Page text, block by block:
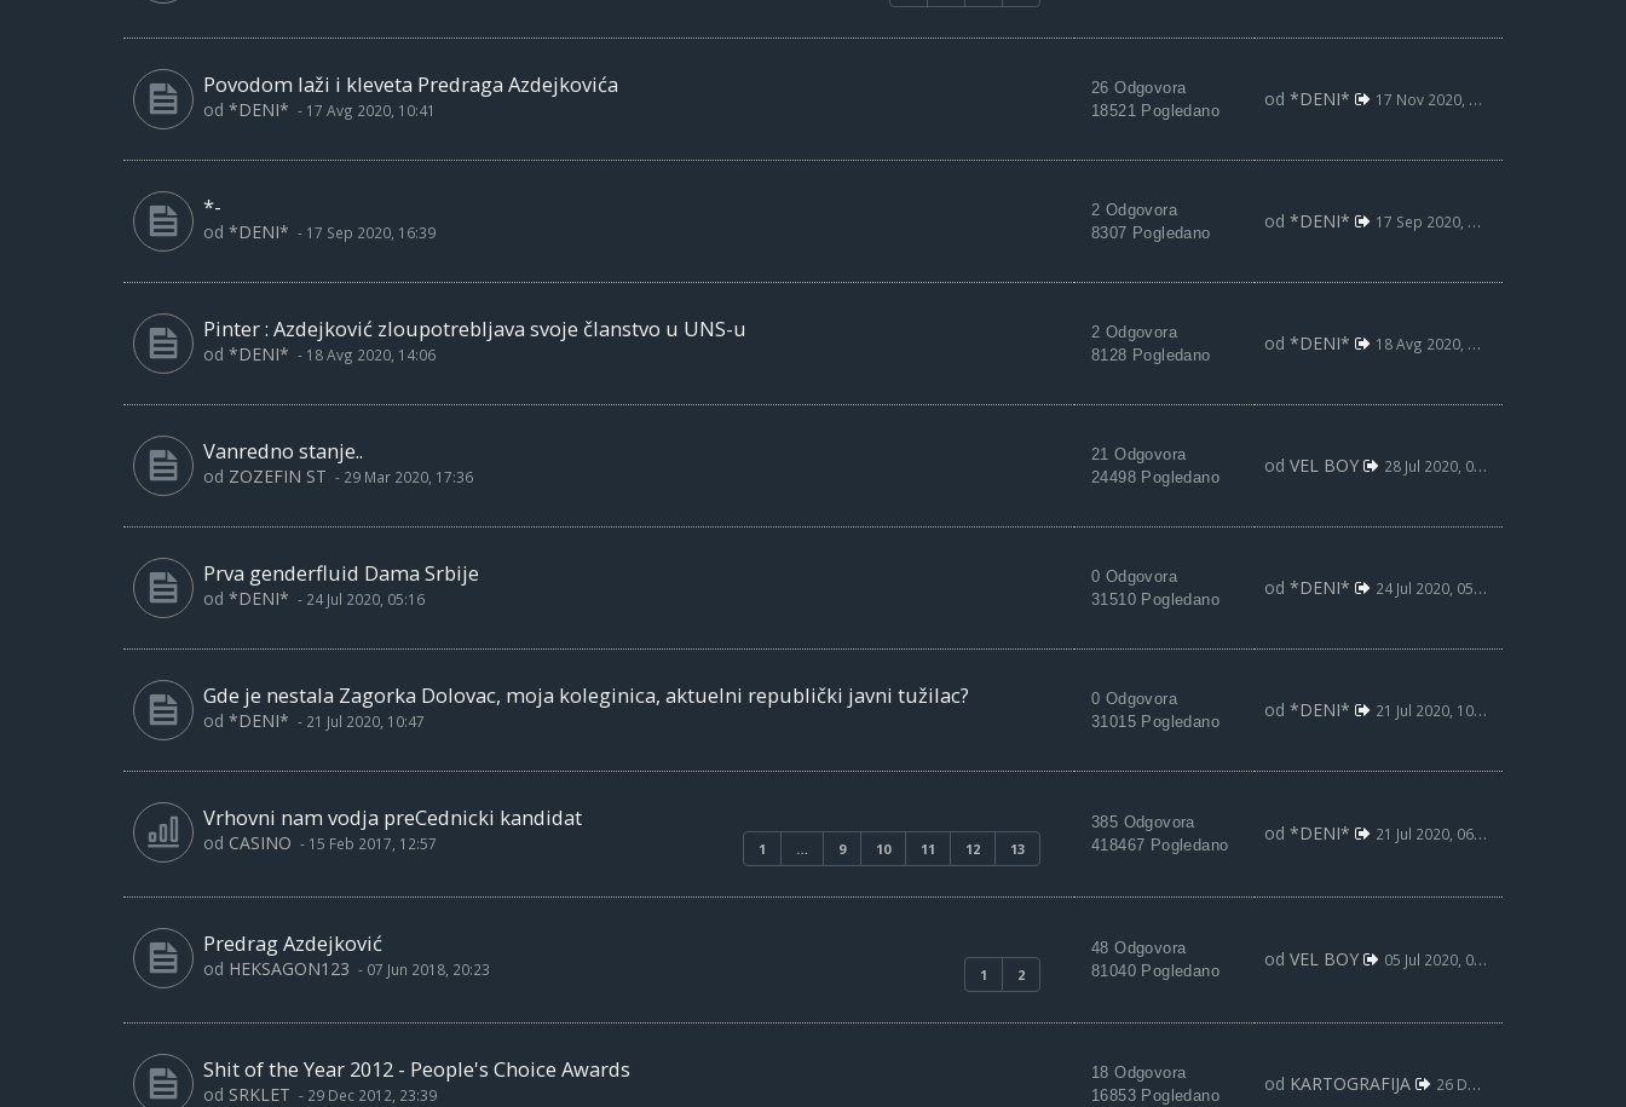
Povodom laži i kleveta Predraga Azdejkovića
od *DENI* - 17 Avg 2020, 10:41
26 Odgovora
18521 Pogledano
od *DENI* 17 Nov 2020, 19:57
*-
od *DENI* - 17 Sep 2020, 16:39
2 Odgovora
8307 Pogledano
od *DENI* 17 Sep 2020, 18:46
Pinter : Azdejković zloupotrebljava svoje članstvo u UNS-u
od *DENI* - 18 Avg 2020, 14:06
2 Odgovora
8128 Pogledano
od *DENI* 18 Avg 2020, 15:35
Vanredno stanje..
od ZOZEFIN ST - 29 Mar 2020, 17:36
21 Odgovora
24498 Pogledano
od VEL BOY 28 Jul 2020, 08:07
Prva genderfluid Dama Srbije
od *DENI* - 24 Jul 2020, 05:16
0 Odgovora
31510 Pogledano
od *DENI* 24 Jul 2020, 05:16
Gde je nestala Zagorka Dolovac, moja koleginica, aktuelni republički javni tužilac?
od *DENI* - 21 Jul 2020, 10:47
0 Odgovora
31015 Pogledano
od *DENI* 21 Jul 2020, 10:47
Vrhovni nam vodja preCednicki kandidat
1 … 9 10 11 12 13
od CASINO - 15 Feb 2017, 12:57
385 Odgovora
418467 Pogledano
od *DENI* 21 Jul 2020, 06:48
Predrag Azdejković
1 2
od HEKSAGON123 - 07 Jun 2018, 20:23
48 Odgovora
81040 Pogledano
od VEL BOY 05 Jul 2020, 03:25
Shit of the Year 2012 - People's Choice Awards
od SRKLET - 29 Dec 2012, 23:39
18 Odgovora
16853 Pogledano
od KARTOGRAFIJA 26 Dec 2019, 01:43